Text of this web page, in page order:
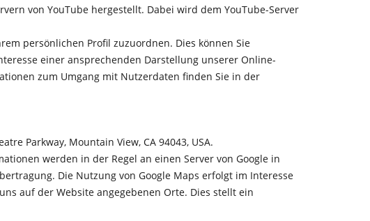
von YouTube hergestellt. Dabei wird dem YouTube-Server
persönlichen Profil zuzuordnen. Dies können Sie
einer ansprechenden Darstellung unserer Online-
zum Umgang mit Nutzerdaten finden Sie in der
Parkway, Mountain View, CA 94043, USA.
werden in der Regel an einen Server von Google in
Die Nutzung von Google Maps erfolgt im Interesse
auf der Website angegebenen Orte. Dies stellt ein